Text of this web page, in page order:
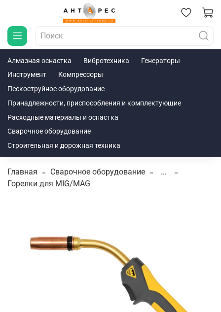
Алмазная оснастка Вибротехника
Генераторы
Инструмент
Компрессоры
Пескоструйное оборудование
Принадлежности, приспособления и комплектующие
Расходные материалы и оснастка
Сварочное оборудование
Строительная и дорожная техника
Главная Сварочное оборудование
...
Горелки для MIG/MAG